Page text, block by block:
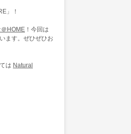
」！
HOME ！今回は
ます。ぜひぜひお
は Natural